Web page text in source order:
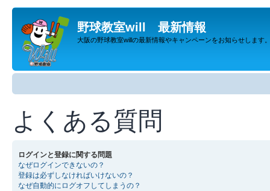
野球教室will 最新情報
大阪の野球教室willの最新情報やキャンペーンをお知らせします
よくある質問
ログインと登録に関する問題
なぜログインできないの？
登録は必ずしなければいけないの？
なぜ自動的にログオフしてしまうの？